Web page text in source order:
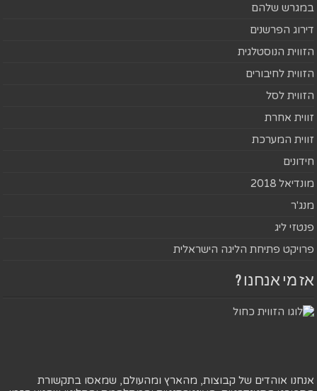
במגרש שלהם
דירוג הפרשנים
הזווית הנוסטלגית
הזווית לחיבורים
הזווית לסל
זווית אחרת
זווית המערכת
חידונים
מונדיאל 2018
מנג'ר
פנטזי ליג
פרויקט פתיחת הליגה הישראלית
אז מי אנחנו ?
אנחנו אוהדים של קבוצות, מהארץ ומהעולם, שמאסו בתקשורת